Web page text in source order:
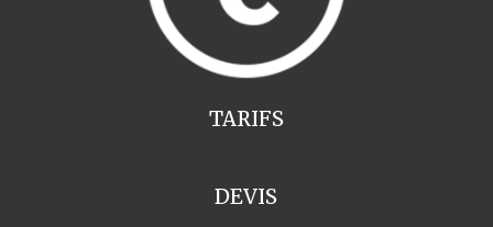
TARIFS
DEVIS